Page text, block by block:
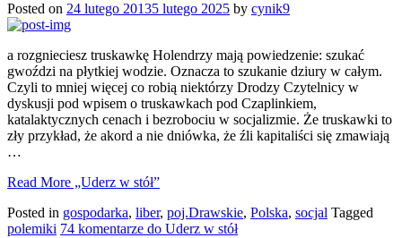
Posted on 24 lutego 20135 lutego 2025 by cynik9
a rozgnieciesz truskawkę Holendrzy mają powiedzenie: szukać
gwoździ na płytkiej wodzie. Oznacza to szukanie dziury w całym.
Czyli to mniej więcej co robią niektórzy Drodzy Czytelnicy w
dyskusji pod wpisem o truskawkach pod Czaplinkiem,
katalaktycznych cenach i bezrobociu w socjalizmie. Że truskawki to
zły przykład, że akord a nie dniówka, że źli kapitaliści się zmawiają
…
Read More „Uderz w stół”
Posted in gospodarka, liber, poj.Drawskie, Polska, socjal Tagged
polemiki 74 komentarze do Uderz w stół